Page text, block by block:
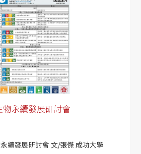
物永續發展研討會
續發展研討會 文/張傑 成功大學